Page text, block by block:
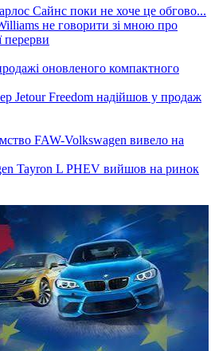
не говорити зі мною про
перерви
Jetour Freedom надійшов у продаж
Tayron L PHEV вийшов на ринок